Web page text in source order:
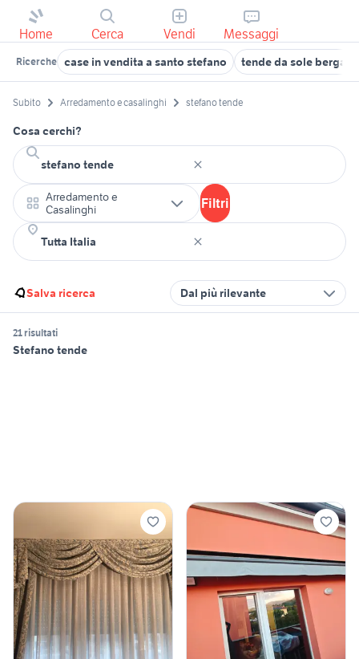
Home Cerca Vendi Messaggi
Ricerche case in vendita a santo stefano tende da sole
Subito Arredamento e casalinghi stefano tende
Cosa cerchi?
Arredamento e
Casalinghi
Filtri
Salva ricerca Dal più rilevante
21 risultati
Stefano tende